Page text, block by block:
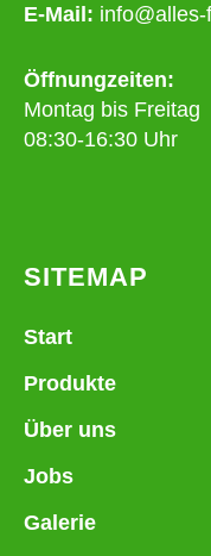
E-Mail:
Öffnungzeiten:
Montag bis Freitag
08:30-16:30 Uhr
SITEMAP
Start
Produkte
Über uns
Jobs
Galerie